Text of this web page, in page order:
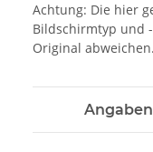
Achtung: Die hier
Bildschirmtyp und
Original abweichen.